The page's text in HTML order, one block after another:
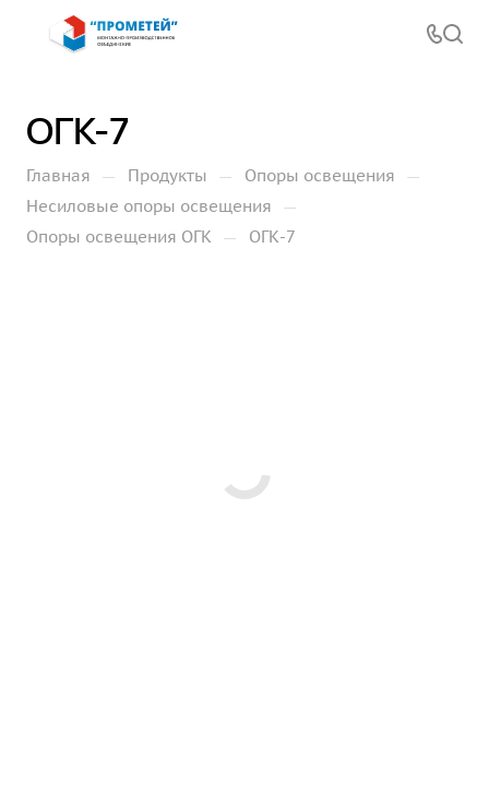
ОГК-7
Главная — Продукты — Опоры освещения —
Несиловые опоры освещения —
Опоры освещения ОГК — ОГК-7